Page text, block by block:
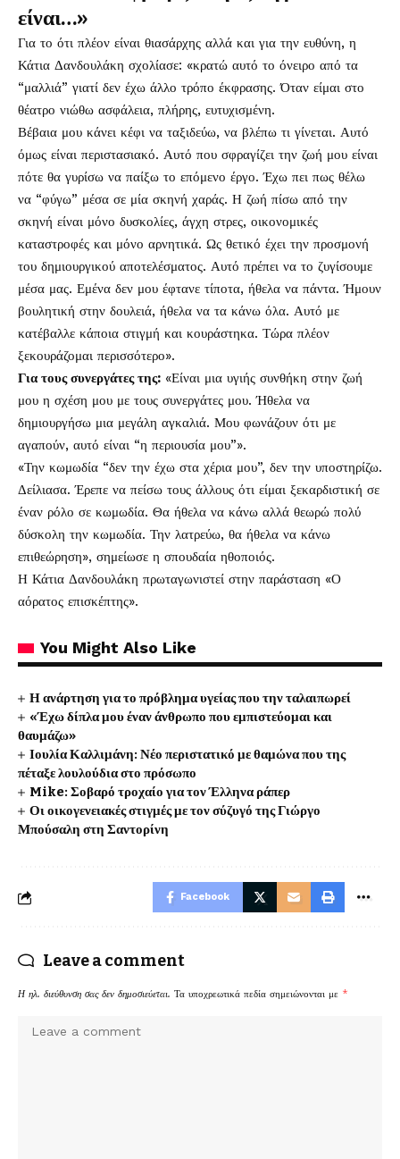
είναι…»
Για το ότι πλέον είναι θιασάρχης αλλά και για την ευθύνη, η
Κάτια Δανδουλάκη σχολίασε: «κρατώ αυτό το όνειρο από τα
“μαλλιά” γιατί δεν έχω άλλο τρόπο έκφρασης. Όταν είμαι στο
θέατρο νιώθω ασφάλεια, πλήρης, ευτυχισμένη.
Βέβαια μου κάνει κέφι να ταξιδεύω, να βλέπω τι γίνεται. Αυτό
όμως είναι περιστασιακό. Αυτό που σφραγίζει την ζωή μου είναι
πότε θα γυρίσω να παίξω το επόμενο έργο. Έχω πει πως θέλω
να “φύγω” μέσα σε μία σκηνή χαράς. Η ζωή πίσω από την
σκηνή είναι μόνο δυσκολίες, άγχη στρες, οικονομικές
καταστροφές και μόνο αρνητικά. Ως θετικό έχει την προσμονή
του δημιουργικού αποτελέσματος. Αυτό πρέπει να το ζυγίσουμε
μέσα μας. Εμένα δεν μου έφτανε τίποτα, ήθελα να πάντα. Ήμουν
βουλητική στην δουλειά, ήθελα να τα κάνω όλα. Αυτό με
κατέβαλλε κάποια στιγμή και κουράστηκα. Τώρα πλέον
ξεκουράζομαι περισσότερο».
Για τους συνεργάτες της: «Είναι μια υγιής συνθήκη στην ζωή
μου η σχέση μου με τους συνεργάτες μου. Ήθελα να
δημιουργήσω μια μεγάλη αγκαλιά. Μου φωνάζουν ότι με
αγαπούν, αυτό είναι “η περιουσία μου”».
«Την κωμωδία “δεν την έχω στα χέρια μου”, δεν την υποστηρίζω.
Δείλιασα. Έρεπε να πείσω τους άλλους ότι είμαι ξεκαρδιστική σε
έναν ρόλο σε κωμωδία. Θα ήθελα να κάνω αλλά θεωρώ πολύ
δύσκολη την κωμωδία. Την λατρεύω, θα ήθελα να κάνω
επιθεώρηση», σημείωσε η σπουδαία ηθοποιός.
Η Κάτια Δανδουλάκη πρωταγωνιστεί στην παράσταση «Ο
αόρατος επισκέπτης».
You Might Also Like
Η ανάρτηση για το πρόβλημα υγείας που την ταλαιπωρεί
«Έχω δίπλα μου έναν άνθρωπο που εμπιστεύομαι και
θαυμάζω»
Ιουλία Καλλιμάνη: Νέο περιστατικό με θαμώνα που της
πέταξε λουλούδια στο πρόσωπο
Mike: Σοβαρό τροχαίο για τον Έλληνα ράπερ
Οι οικογενειακές στιγμές με τον σύζυγό της Γιώργο
Μπούσαλη στη Σαντορίνη
Facebook
Leave a comment
Η ηλ. διεύθυνση σας δεν δημοσιεύεται. Τα υποχρεωτικά πεδία σημειώνονται με *